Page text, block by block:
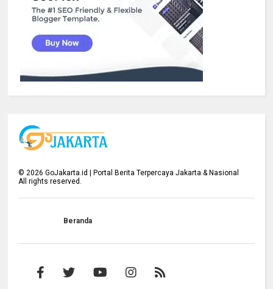
©2026 GoJakarta.id | Portal Berita Terpercaya Jakarta & Nasional
All rights reserved.
Beranda